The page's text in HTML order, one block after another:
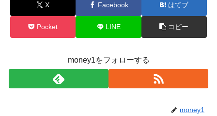
X Facebook はてブ
Pocket LINE コピー
money1をフォローする
money1